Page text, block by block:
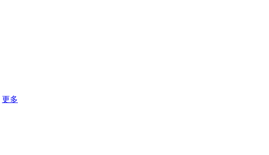
更多